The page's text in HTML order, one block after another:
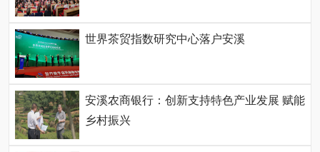
世界茶贸指数研究中心落户安溪
安溪农商银行：创新支持特色产业发展 赋能
乡村振兴